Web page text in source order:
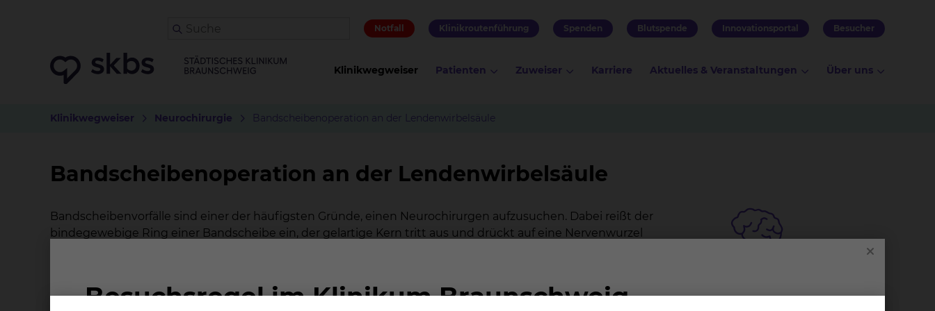
Notfall Klinikroutenführung Spenden Blutspende Innovationsportal Besucher
Klinikwegweiser Patienten Zuweiser Karriere Aktuelles & Veranstaltungen Über uns
Klinikwegweiser Neurochirurgie Bandscheibenoperation an der Lendenwirbelsäule
Bandscheibenoperation an der Lendenwirbelsäule
Neu­ro­chir­ur­gie
Bandscheibenvorfälle sind einer der häufigsten Gründe, einen Neurochirurgen aufzusuchen. Dabei reißt der
bindegewebige Ring einer Bandscheibe ein, der gelartige Kern tritt aus und drückt auf eine Nervenwurzel
Bandscheibenvorfalls) Störungen bei Stuhlgang und Wasserlassen die Folge sein. Die gute Nachricht: die
allermeisten Bandscheibenvorfälle müssen nicht operiert werden! Mit Physiotherapie und